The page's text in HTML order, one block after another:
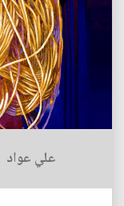
علي عواد